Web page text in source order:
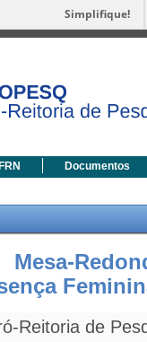
Simplifique!
Documentos
Reitoria de